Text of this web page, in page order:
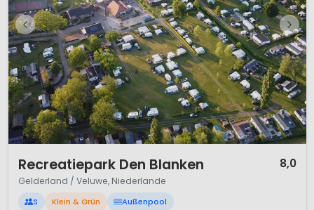
Recreatiepark Den Blanken 8,0
Gelderland / Veluwe, Niederlande
S Klein & Grün Außenpool